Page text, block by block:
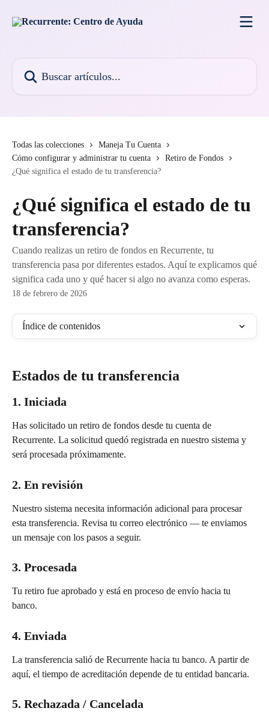
Todas las colecciones
Maneja Tu Cuenta
Cómo configurar y administrar tu cuenta
Retiro de Fondos
¿Qué significa el estado de tu transferencia?
¿Qué significa el estado de tu
transferencia?
Cuando realizas un retiro de fondos en Recurrente, tu
transferencia pasa por diferentes estados. Aquí te explicamos qué
significa cada uno y qué hacer si algo no avanza como esperas.
18 de febrero de 2026
Índice de contenidos
Estados de tu transferencia
1. Iniciada
Has solicitado un retiro de fondos desde tu cuenta de
Recurrente. La solicitud quedó registrada en nuestro sistema y
será procesada próximamente.
2. En revisión
Nuestro sistema necesita información adicional para procesar
esta transferencia. Revisa tu correo electrónico — te enviamos
un mensaje con los pasos a seguir.
3. Procesada
Tu retiro fue aprobado y está en proceso de envío hacia tu
banco.
4. Enviada
La transferencia salió de Recurrente hacia tu banco. A partir de
aquí, el tiempo de acreditación depende de tu entidad bancaria.
5. Rechazada / Cancelada